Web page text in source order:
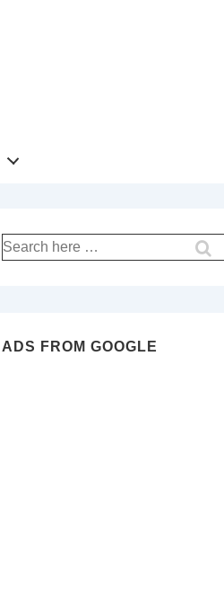
Recherche
pour:
ADS FROM GOOGLE